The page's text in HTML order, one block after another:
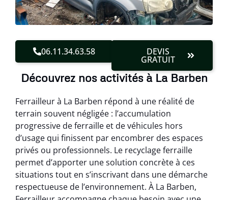
06.11.34.63.58 DEVIS
GRATUIT
Découvrez nos activités à La Barben
Ferrailleur à La Barben répond à une réalité de
terrain souvent négligée : l’accumulation
progressive de ferraille et de véhicules hors
d’usage qui finissent par encombrer des espaces
privés ou professionnels. Le recyclage ferraille
permet d’apporter une solution concrète à ces
situations tout en s’inscrivant dans une démarche
respectueuse de l’environnement. À La Barben,